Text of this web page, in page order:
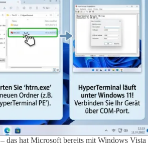
– das hat Microsoft bereits mit Windows Vista